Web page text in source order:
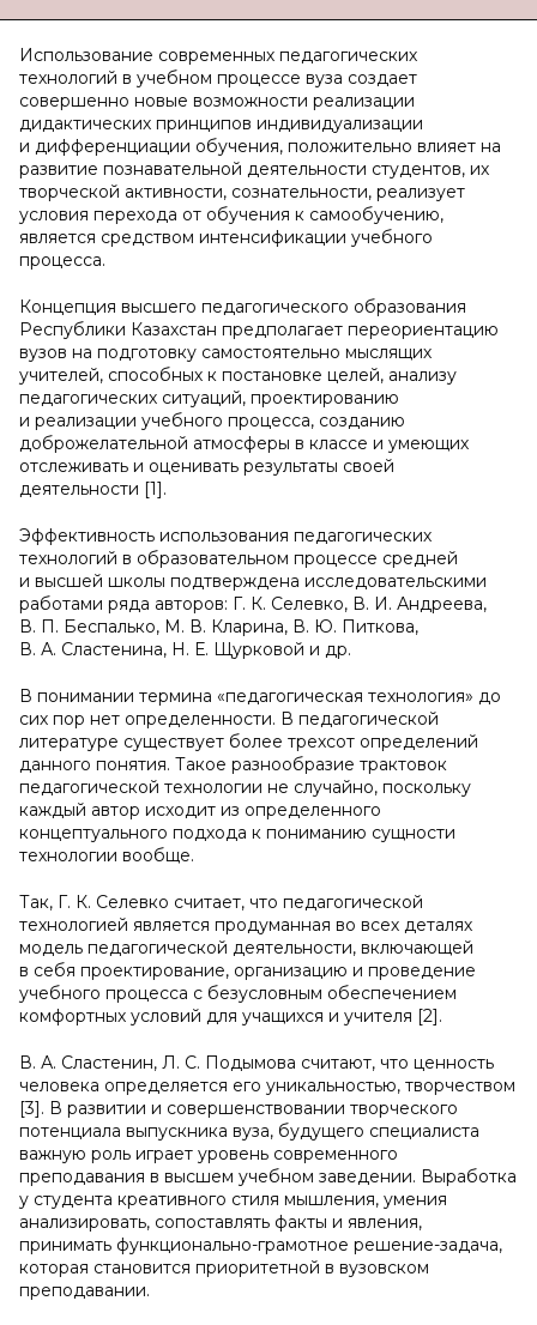
Использование современных педагогических
технологий в учебном процессе вуза создает
совершенно новые возможности реализации
дидактических принципов индивидуализации
и дифференциации обучения, положительно влияет на
развитие познавательной деятельности студентов, их
творческой активности, сознательности, реализует
условия перехода от обучения к самообучению,
является средством интенсификации учебного
процесса.
Концепция высшего педагогического образования
Республики Казахстан предполагает переориентацию
вузов на подготовку самостоятельно мыслящих
учителей, способных к постановке целей, анализу
педагогических ситуаций, проектированию
и реализации учебного процесса, созданию
доброжелательной атмосферы в классе и умеющих
отслеживать и оценивать результаты своей
деятельности [1].
Эффективность использования педагогических
технологий в образовательном процессе средней
и высшей школы подтверждена исследовательскими
работами ряда авторов: Г. К. Селевко, В. И. Андреева,
В. П. Беспалько, М. В. Кларина, В. Ю. Питкова,
В. А. Сластенина, Н. Е. Щурковой и др.
В понимании термина «педагогическая технология» до
сих пор нет определенности. В педагогической
литературе существует более трехсот определений
данного понятия. Такое разнообразие трактовок
педагогической технологии не случайно, поскольку
каждый автор исходит из определенного
концептуального подхода к пониманию сущности
технологии вообще.
Так, Г. К. Селевко считает, что педагогической
технологией является продуманная во всех деталях
модель педагогической деятельности, включающей
в себя проектирование, организацию и проведение
учебного процесса с безусловным обеспечением
комфортных условий для учащихся и учителя [2].
В. А. Сластенин, Л. С. Подымова считают, что ценность
человека определяется его уникальностью, творчеством
[3]. В развитии и совершенствовании творческого
потенциала выпускника вуза, будущего специалиста
важную роль играет уровень современного
преподавания в высшем учебном заведении. Выработка
у студента креативного стиля мышления, умения
анализировать, сопоставлять факты и явления,
принимать функционально-грамотное решение-задача,
которая становится приоритетной в вузовском
преподавании.